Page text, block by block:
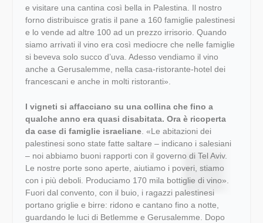
e visitare una cantina così bella in Palestina. Il nostro
forno distribuisce gratis il pane a 160 famiglie palestinesi
e lo vende ad altre 100 ad un prezzo irrisorio. Quando
siamo arrivati il vino era così mediocre che nelle famiglie
si beveva solo succo d’uva. Adesso vendiamo il vino
anche a Gerusalemme, nella casa-ristorante-hotel dei
francescani e anche in molti ristoranti».
I vigneti si affacciano su una collina che fino a
qualche anno era quasi disabitata. Ora è ricoperta
da case di famiglie israeliane. «Le abitazioni dei
palestinesi sono state fatte saltare – indicano i salesiani
– noi abbiamo buoni rapporti con il governo di Tel Aviv.
Le nostre porte sono aperte, aiutiamo i poveri, stiamo
con i più deboli. Produciamo 170 mila bottiglie di vino».
Fuori dal convento, con il buio, i ragazzi palestinesi
portano griglie e birre: ridono e cantano fino a notte,
guardando le luci di Betlemme e Gerusalemme. Dopo